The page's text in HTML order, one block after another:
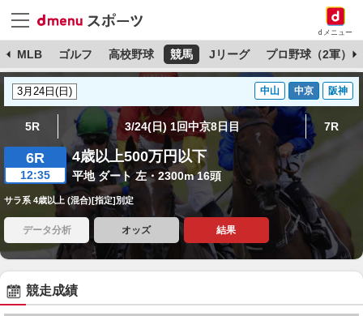
dメニュー
MLB ゴルフ 高校野球 競馬 Jリーグ プロ野球（2軍）
中山 中京 阪神
5R 3/24(日) 1回中京8日目 7R
6R
12:35
4歳以上500万円以下
平地 ダート 左・2300m 16頭
サラ系 4歳以上 (混合)[指定]別定
データ分析 オッズ 結果
競走成績